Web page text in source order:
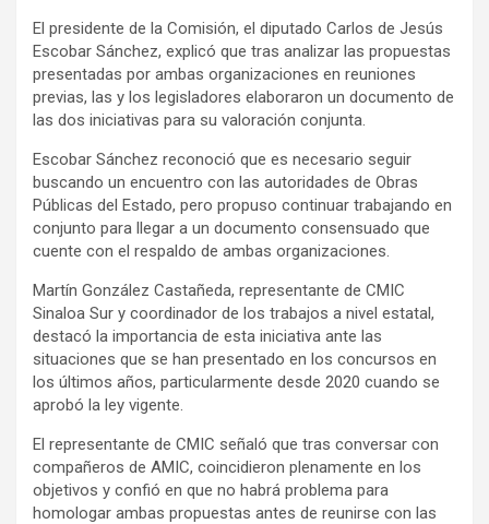
El presidente de la Comisión, el diputado Carlos de Jesús
Escobar Sánchez, explicó que tras analizar las propuestas
presentadas por ambas organizaciones en reuniones
previas, las y los legisladores elaboraron un documento de
las dos iniciativas para su valoración conjunta.
Escobar Sánchez reconoció que es necesario seguir
buscando un encuentro con las autoridades de Obras
Públicas del Estado, pero propuso continuar trabajando en
conjunto para llegar a un documento consensuado que
cuente con el respaldo de ambas organizaciones.
Martín González Castañeda, representante de CMIC
Sinaloa Sur y coordinador de los trabajos a nivel estatal,
destacó la importancia de esta iniciativa ante las
situaciones que se han presentado en los concursos en
los últimos años, particularmente desde 2020 cuando se
aprobó la ley vigente.
El representante de CMIC señaló que tras conversar con
compañeros de AMIC, coincidieron plenamente en los
objetivos y confió en que no habrá problema para
homologar ambas propuestas antes de reunirse con las